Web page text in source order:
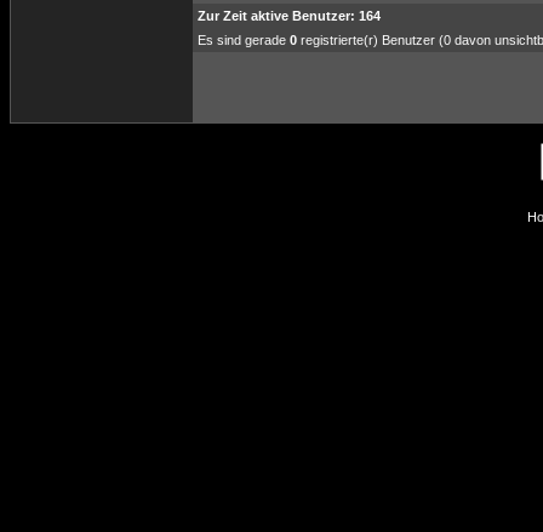
Zur Zeit aktive Benutzer: 164
Es sind gerade 0 registrierte(r) Benutzer (0 davon